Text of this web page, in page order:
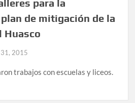
para la
de mitigación de la
Huasco
2015
trabajos con escuelas y liceos.